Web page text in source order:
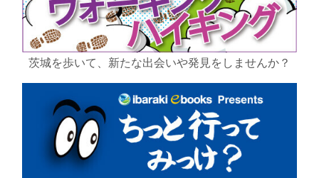
茨城を歩いて、新たな出会いや発見をしませんか？